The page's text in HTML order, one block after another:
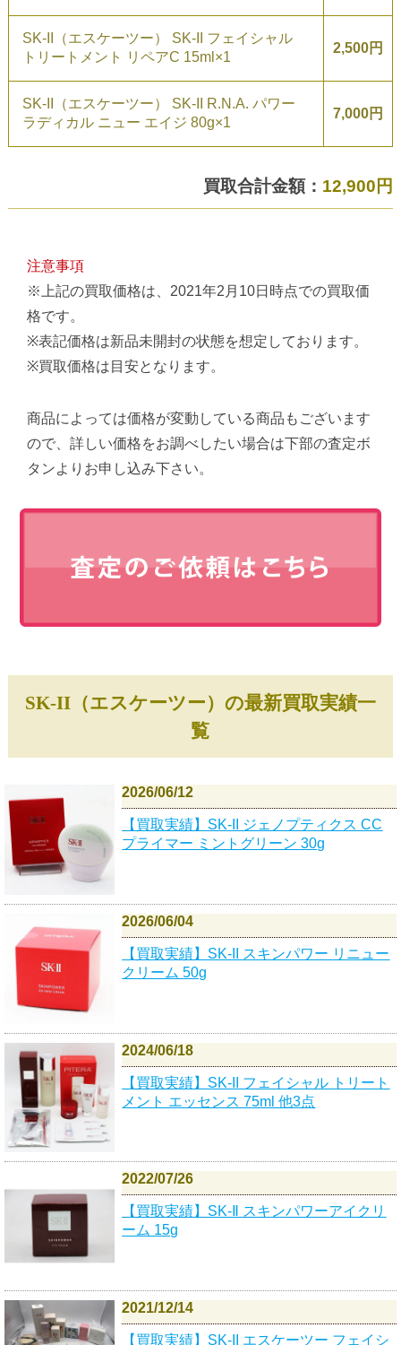
SK-II（エスケーツー） SK-II フェイシャル
トリートメント リペアC 15ml×1
2,500円
SK-II（エスケーツー） SK-II R.N.A. パワー
ラディカル ニュー エイジ 80g×1
7,000円
買取合計金額： 12,900円
注意事項
※上記の買取価格は、2021年2月10日時点での買取価
格です。
※表記価格は新品未開封の状態を想定しております。
※買取価格は目安となります。
商品によっては価格が変動している商品もございます
ので、詳しい価格をお調べしたい場合は下部の査定ボ
タンよりお申し込み下さい。
SK-II（エスケーツー）の最新買取実績一
覧
2026/06/12
【買取実績】SK-II ジェノプティクス CC
プライマー ミントグリーン 30g
2026/06/04
【買取実績】SK-II スキンパワー リニュー
クリーム 50g
2024/06/18
【買取実績】SK-II フェイシャル トリート
メント エッセンス 75ml 他3点
2022/07/26
【買取実績】SK-Ⅱ スキンパワーアイクリ
ーム 15g
2021/12/14
【買取実績】SK-II エスケーツー フェイシ